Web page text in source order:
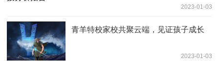
2023-01-03
青羊特校家校共聚云端，见证孩子成长
2023-01-03